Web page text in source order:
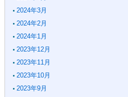
2024年3月
2024年2月
2024年1月
2023年12月
2023年11月
2023年10月
2023年9月